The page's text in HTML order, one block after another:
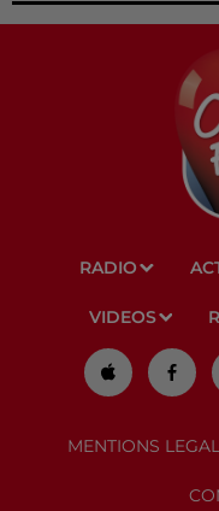
RADIO
VIDEOS
MENTIONS